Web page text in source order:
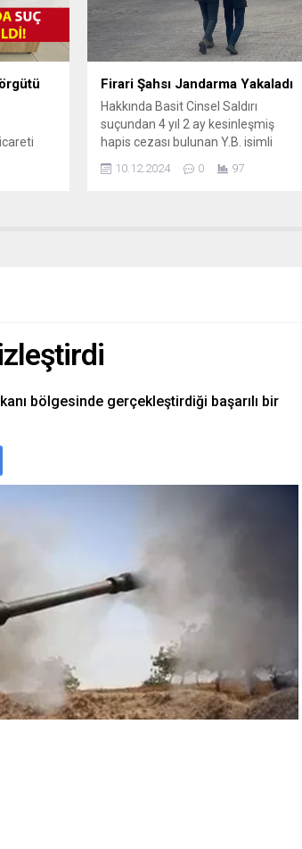
vatandaşları arayarak toplamda 5
milyon 192 bin TL maddi kayba
uğrattıkları belirlendi. Yapılan titiz
çalışmalar sonucunda, 8...
Firari Şahsı Jandarma Yakaladı
Hakkında Basit Cinsel Saldırı
suçundan 4 yıl 2 ay kesinleşmiş
hapis cezası bulunan Y.B. isimli
Balçıkhisar köyünde
10.12.2024 0 97
bölgesinde gerçekleştirdiği başarılı bir